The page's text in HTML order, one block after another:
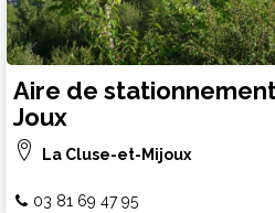
Aire de
Joux
La Cluse-et-Mijoux
03 81 69 47 95